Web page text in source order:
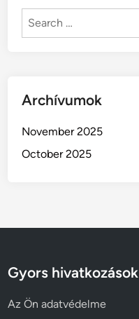
Search
Archívumok
November 2025
October 2025
Gyors hivatkozások
Az Ön adatvédelme